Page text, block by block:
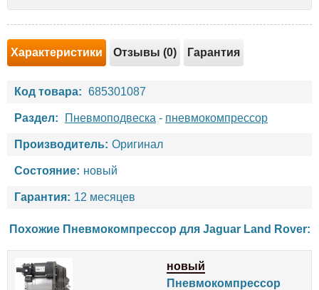
Характеристики Отзывы (0) Гарантия
Код товара: 685301087
Раздел: Пневмоподвеска - пневмокомпрессор
Производитель: Оригинал
Состояние: новый
Гарантия: 12 месяцев
Похожие Пневмокомпрессор для Jaguar Land Rover:
новый
Пневмокомпрессор